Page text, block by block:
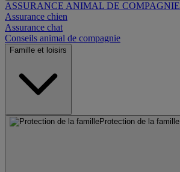
ASSURANCE ANIMAL DE COMPAGNIE
Assurance chien
Assurance chat
Conseils animal de compagnie
Famille et loisirs
Protection de la famille